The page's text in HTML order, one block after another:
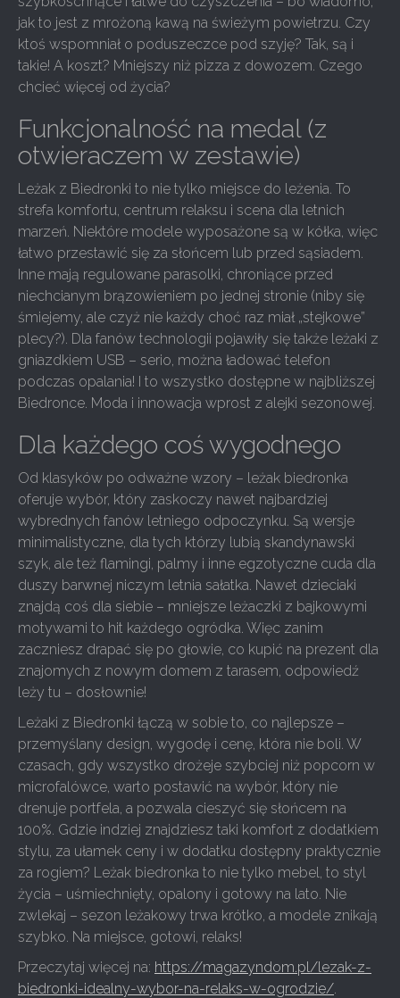
jak to jest z mrożoną kawą na świeżym powietrzu. Czy
ktoś wspomniał o poduszeczce pod szyję? Tak, są i
takie! A koszt? Mniejszy niż pizza z dowozem. Czego
chcieć więcej od życia?
Funkcjonalność na medal (z
otwieraczem w zestawie)
Leżak z Biedronki to nie tylko miejsce do leżenia. To
strefa komfortu, centrum relaksu i scena dla letnich
marzeń. Niektóre modele wyposażone są w kółka, więc
łatwo przestawić się za słońcem lub przed sąsiadem.
Inne mają regulowane parasolki, chroniące przed
niechcianym brązowieniem po jednej stronie (niby się
śmiejemy, ale czyż nie każdy choć raz miał „stejkowe”
plecy?). Dla fanów technologii pojawiły się także leżaki z
gniazdkiem USB – serio, można ładować telefon
podczas opalania! I to wszystko dostępne w najbliższej
Biedronce. Moda i innowacja wprost z alejki sezonowej.
Dla każdego coś wygodnego
Od klasyków po odważne wzory – leżak biedronka
oferuje wybór, który zaskoczy nawet najbardziej
wybrednych fanów letniego odpoczynku. Są wersje
minimalistyczne, dla tych którzy lubią skandynawski
szyk, ale też flamingi, palmy i inne egzotyczne cuda dla
duszy barwnej niczym letnia sałatka. Nawet dzieciaki
znajdą coś dla siebie – mniejsze leżaczki z bajkowymi
motywami to hit każdego ogródka. Więc zanim
zaczniesz drapać się po głowie, co kupić na prezent dla
znajomych z nowym domem z tarasem, odpowiedź
leży tu – dosłownie!
Leżaki z Biedronki łączą w sobie to, co najlepsze –
przemyślany design, wygodę i cenę, która nie boli. W
czasach, gdy wszystko drożeje szybciej niż popcorn w
microfalówce, warto postawić na wybór, który nie
drenuje portfela, a pozwala cieszyć się słońcem na
100%. Gdzie indziej znajdziesz taki komfort z dodatkiem
stylu, za ułamek ceny i w dodatku dostępny praktycznie
za rogiem? Leżak biedronka to nie tylko mebel, to styl
życia – uśmiechnięty, opalony i gotowy na lato. Nie
zwlekaj – sezon leżakowy trwa krótko, a modele znikają
szybko. Na miejsce, gotowi, relaks!
Przeczytaj więcej na: https://magazyndom.pl/lezak-z-
biedronki-idealny-wybor-na-relaks-w-ogrodzie/.